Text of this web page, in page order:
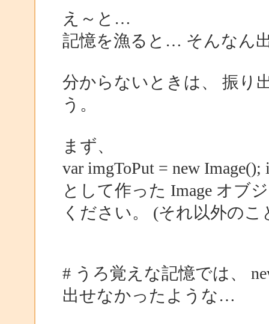
え～と…
記憶を漁ると… そんなん
分からないときは、 振り
う。
まず、
var imgToPut = new
として作った Image オブ
ください。 (それ以外の
# うろ覚えな記憶では、
出せなかったような…